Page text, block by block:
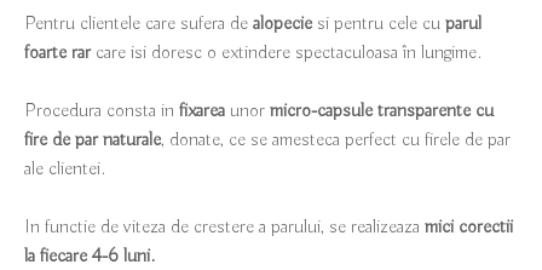
Pentru clientele care sufera de alopecie si pentru cele cu parul
foarte rarcare isi doresc o extindere spectaculoasa în lungime.
Procedura consta in fixarea unor micro-capsule transparente cu
fire de par naturale, donate, ce se amesteca perfect cu firele de par
ale clientei.
In functie de viteza de crestere a parului, se realizeaza mici corectii
la fiecare 4-6 luni.